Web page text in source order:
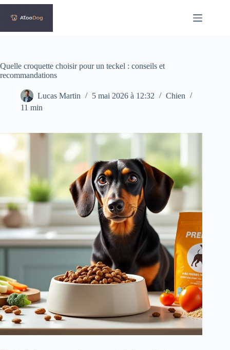
Passer
contenu
Quelle croquette choisir pour un teckel : conseils et
recommandations
Lucas Martin 5 mai 2026 à 12:32
Chien
11 min